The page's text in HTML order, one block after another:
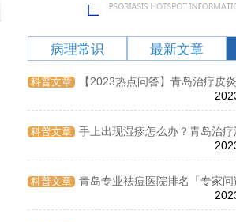
病理常识 最新文章
科普文章
【2023热点问答】青岛治疗皮
科普文章
手上出现湿疹怎么办？青岛治疗
科普文章
青岛专业祛痘医院排名「专家问